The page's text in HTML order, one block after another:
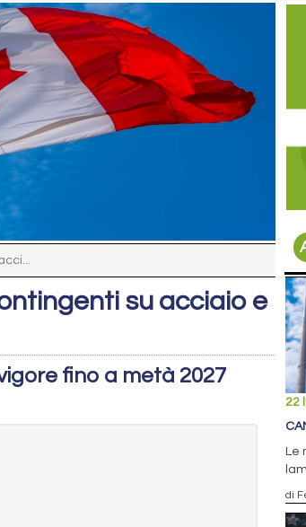
su acciaio e
fino a metà 2027
22
Le
di